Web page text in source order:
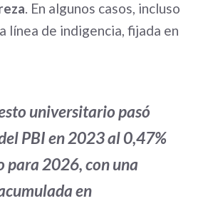
. En algunos casos, incluso
línea de indigencia, fijada en
universitario pasó
PBI en 2023 al 0,47%
para 2026, con una
en